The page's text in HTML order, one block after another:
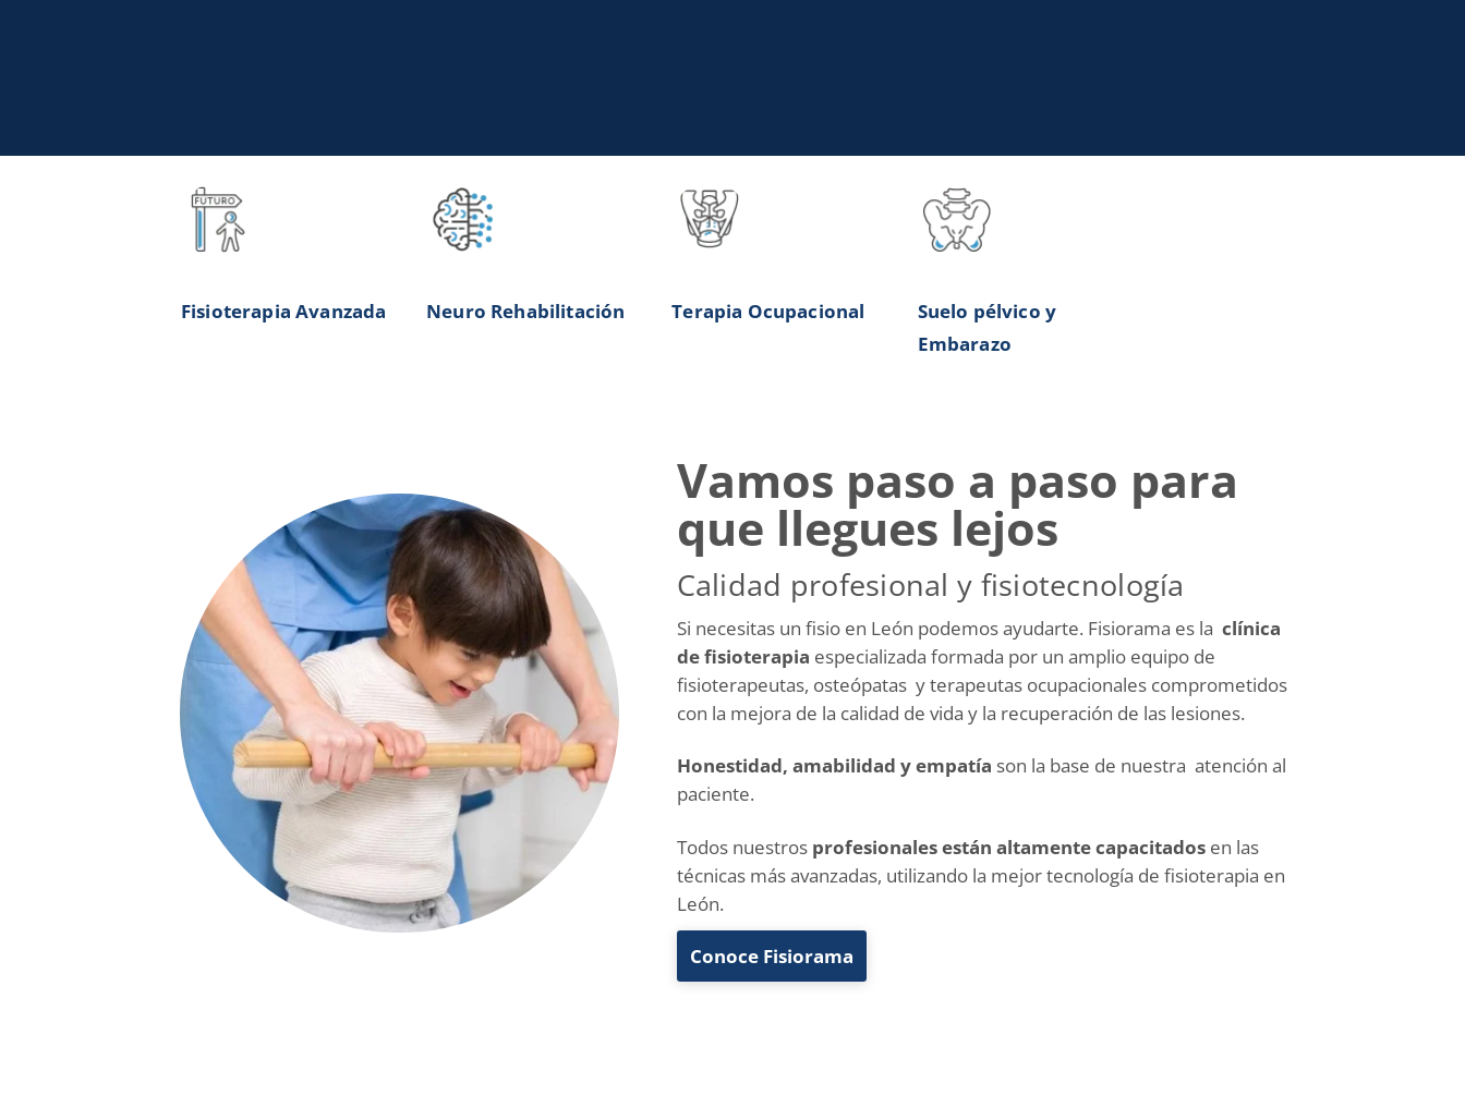
Fisioterapia Avanzada Neuro Rehabilitación Terapia Ocupacional
Suelo pélvico y
Embarazo
Vamos paso a paso para
que llegues lejos
Calidad profesional y fisiotecnología
Si necesitas un fisio en León podemos ayudarte. Fisiorama es la clínica
defisioterapia especializada formada por un amplio equipo de
fisioterapeutas, osteópatas y terapeutas ocupacionales comprometidos
con la mejora de la calidad de vida y la recuperación de las lesiones.
Honestidad, amabilidad y empatía son la base de nuestra atención al
paciente.
Todos nuestros profesionales están altamente capacitadosen las
técnicas más avanzadas, utilizando la mejor tecnología de fisioterapia en
León.
Conoce Fisiorama